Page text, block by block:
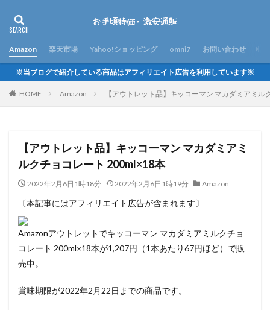
Amazon 楽天市場 Yahoo!ショッピング omni7 お問い合わせ
※当ブログで紹介している商品はアフィリエイト広告を利用しています※
HOME Amazon 【アウトレット品】キッコーマン マカダミアミ
【アウトレット品】キッコーマン マカダミアミ
ルクチョコレート 200ml×18本
2022年2月6日1時18分 2022年2月6日1時19分 Amazon
〔本記事にはアフィリエイト広告が含まれます〕
Amazonアウトレットでキッコーマン マカダミアミルクチョ
コレート 200ml×18本が1,207円（1本あたり67円ほど）で販
売中。
賞味期限が2022年2月22日までの商品です。